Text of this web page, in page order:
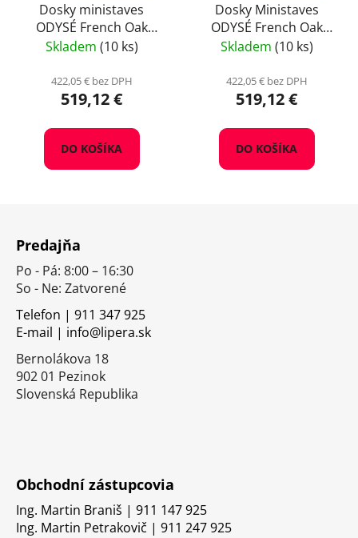
Dosky ministaves
ODYSÉ French Oak
Medium Toasted
Skladem (10 ks)
422,05 € bez DPH
519,12 €
DO KOŠÍKA
Dosky Ministaves
ODYSÉ French Oak
Light Toasted, balenie
Skladem (10 ks)
422,05 € bez DPH
519,12 €
DO KOŠÍKA
Predajňa
Po - Pá: 8:00 – 16:30
So - Ne: Zatvorené
Telefon | 911 347 925
E-mail | info@lipera.sk
Bernolákova 18
902 01 Pezinok
Slovenská Republika
Obchodní zástupcovia
Ing. Martin Braniš | 911 147 925
Ing. Martin Petrakovič | 911 247 925